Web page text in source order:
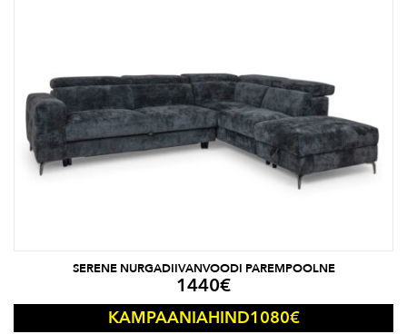
SERENE NURGADIIVANVOODI PAREMPOOLNE
1440€
KAMPAANIAHIND1080€